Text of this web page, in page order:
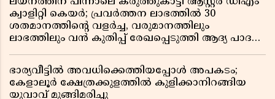
ക്വാളിറ്റി കെയർ; പ്രവർത്തന ലാഭത്തിൽ 30
ശതമാനത്തിൻ്റെ വളർച്ച, വരുമാനത്തിലും
ലാഭത്തിലും വൻ കുതിപ്പ് രേഖപ്പെടുത്തി ആദ്യ പാദ
ഭാര്യവീട്ടിൽ അവധിക്കെത്തിയപ്പോൾ അപകടം;
കേളാലൂർ ക്ഷേത്രക്കുളത്തിൽ കുളിക്കാനിറങ്ങിയ
യുവാവ് മുങ്ങിമരിച്ചു